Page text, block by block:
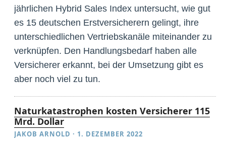
jährlichen Hybrid Sales Index untersucht, wie gut
es 15 deutschen Erstversicherern gelingt, ihre
unterschiedlichen Vertriebskanäle miteinander zu
verknüpfen. Den Handlungsbedarf haben alle
Versicherer erkannt, bei der Umsetzung gibt es
aber noch viel zu tun.
Naturkatastrophen kosten Versicherer 115
Mrd. Dollar
JAKOB ARNOLD · 1. DEZEMBER 2022